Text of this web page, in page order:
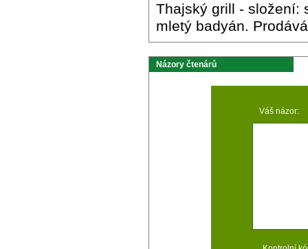
Thajský grill - složení:
mletý badyán.
Názory čtenárů
Váš názor: